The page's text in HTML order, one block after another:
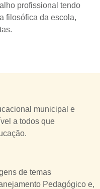
profissional tendo
filosófica da escola,
municipal e
a todos que
de temas
Pedagógico e,